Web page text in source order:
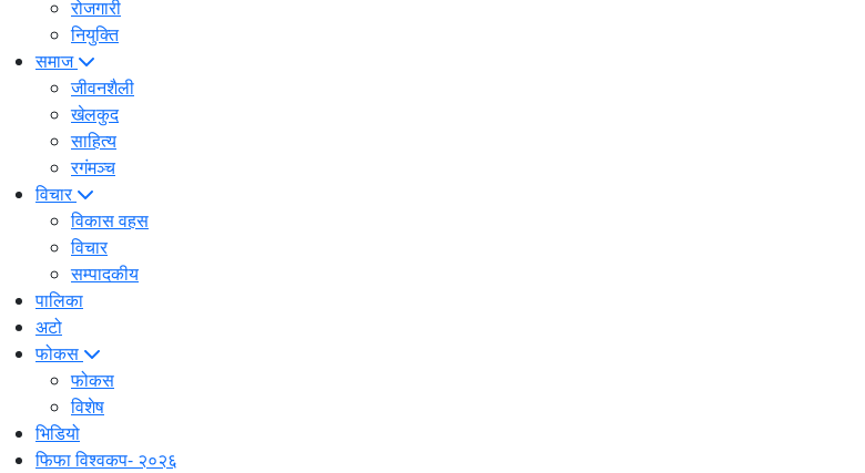
रोजगारी
नियुक्ति
समाज
जीवनशैली
खेलकुद
साहित्य
रगंमञ्च
विचार
विकास वहस
विचार
सम्पादकीय
पालिका
अटो
फोकस
फोकस
विशेष
भिडियो
फिफा विश्वकप- २०२६